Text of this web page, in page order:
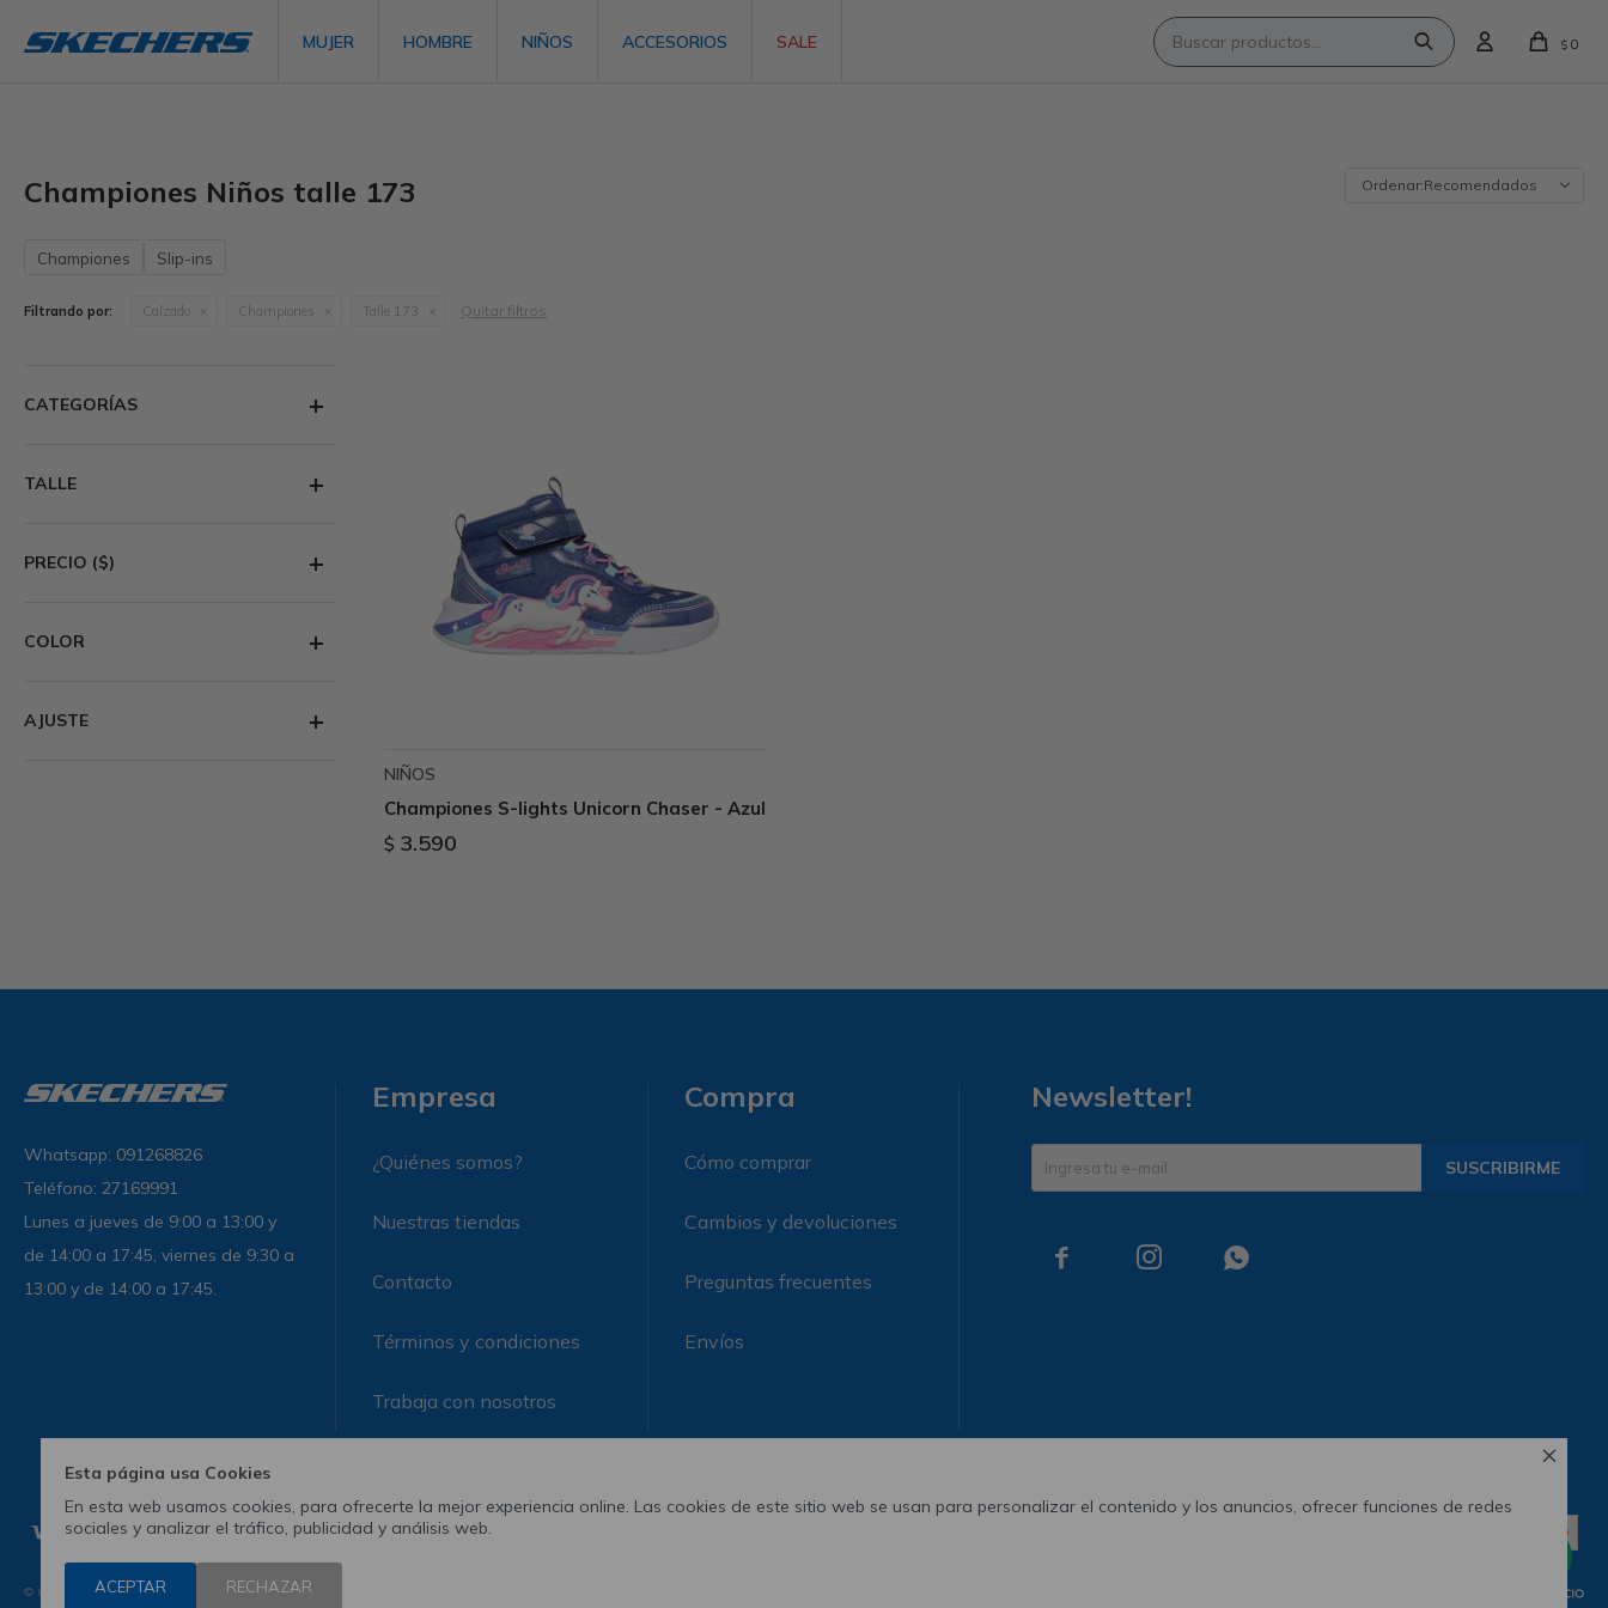

Esta página usa Cookies
En esta web usamos cookies, para ofrecerte la mejor experiencia online. Las cookies de este sitio web se usan para personalizar el contenido y los anuncios, ofrecer funciones de redes
sociales y analizar el tráfico, publicidad y análisis web.
ACEPTAR RECHAZAR
MUJER HOMBRE NIÑOS ACCESORIOS SALE $ 0
Championes Niños talle 173 Recomendados
Championes Slip-ins
Filtrando por: Calzado Championes Talle 173 Quitar filtros
NIÑOS
Championes S-lights Unicorn Chaser - Azul
$ 3.590
CATEGORÍAS
TALLE
PRECIO ($)
COLOR
AJUSTE
Whatsapp: 091268826
Teléfono: 27169991
Lunes a jueves de 9:00 a 13:00 y
de 14:00 a 17:45, viernes de 9:30 a
13:00 y de 14:00 a 17:45.
Empresa
¿Quiénes somos?
Nuestras tiendas
Contacto
Términos y condiciones
Trabaja con nosotros
Compra
Cómo comprar
Cambios y devoluciones
Preguntas frecuentes
Envíos
Newsletter!
SUSCRIBIRME
  
© Copyright 2026 / Skechers